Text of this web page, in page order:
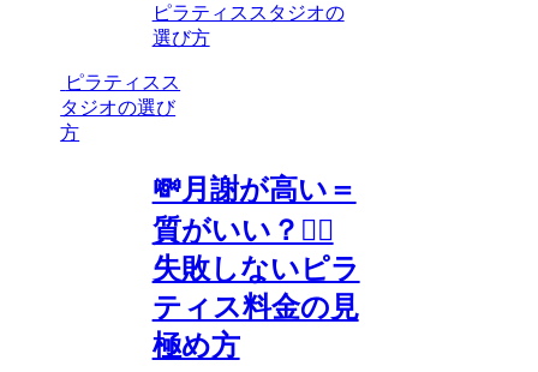
ピラティススタジオの
選び方
ピラティスス
タジオの選び
方
💸月謝が高い＝
質がいい？🧘‍♀️
失敗しないピラ
ティス料金の見
極め方